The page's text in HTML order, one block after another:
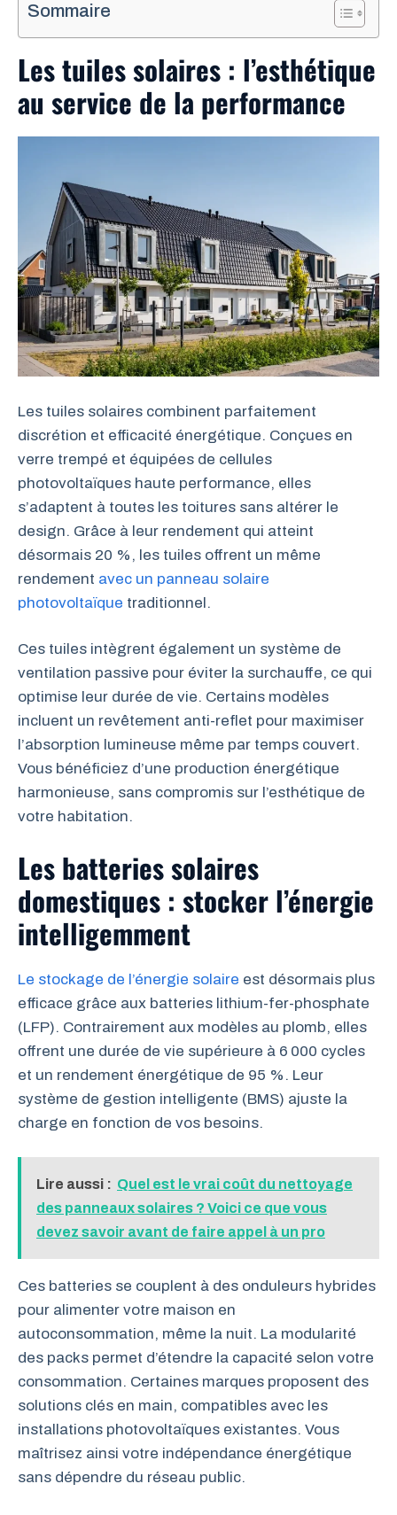
Sommaire
Les tuiles solaires : l’esthétique
au service de la performance
Les tuiles solaires combinent parfaitement
discrétion et efficacité énergétique. Conçues en
verre trempé et équipées de cellules
photovoltaïques haute performance, elles
s’adaptent à toutes les toitures sans altérer le
design. Grâce à leur rendement qui atteint
désormais 20 %, les tuiles offrent un même
rendement avec un panneau solaire
photovoltaïque traditionnel.
Ces tuiles intègrent également un système de
ventilation passive pour éviter la surchauffe, ce qui
optimise leur durée de vie. Certains modèles
incluent un revêtement anti-reflet pour maximiser
l’absorption lumineuse même par temps couvert.
Vous bénéficiez d’une production énergétique
harmonieuse, sans compromis sur l’esthétique de
votre habitation.
Les batteries solaires
domestiques : stocker l’énergie
intelligemment
Le stockage de l’énergie solaire est désormais plus
efficace grâce aux batteries lithium-fer-phosphate
(LFP). Contrairement aux modèles au plomb, elles
offrent une durée de vie supérieure à 6 000 cycles
et un rendement énergétique de 95 %. Leur
système de gestion intelligente (BMS) ajuste la
charge en fonction de vos besoins.
Lire aussi : Quel est le vrai coût du nettoyage
des panneaux solaires ? Voici ce que vous
devez savoir avant de faire appel à un pro
Ces batteries se couplent à des onduleurs hybrides
pour alimenter votre maison en
autoconsommation, même la nuit. La modularité
des packs permet d’étendre la capacité selon votre
consommation. Certaines marques proposent des
solutions clés en main, compatibles avec les
installations photovoltaïques existantes. Vous
maîtrisez ainsi votre indépendance énergétique
sans dépendre du réseau public.